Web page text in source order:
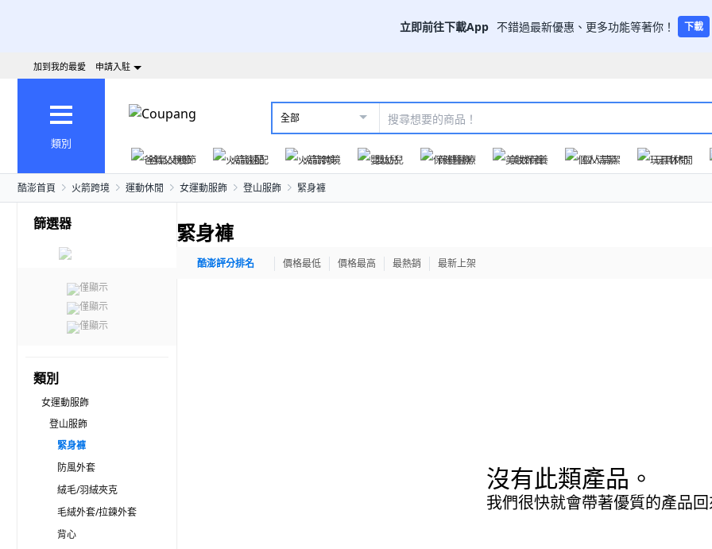
立即前往下載App 不錯過最新優惠、更多功能等著你！ 下載
加到我的最愛 申請入駐
類別
全部
爸氣父親節 火箭速配 火箭跨境 嬰幼兒 保健醫療 美妝保養 個人清潔 玩具休閒
酷澎首頁 火箭跨境 運動休閒 女運動服飾 登山服飾 緊身褲
篩選器
僅顯示
僅顯示
僅顯示
類別
女運動服飾
登山服飾
緊身褲
防風外套
絨毛/羽絨夾克
毛絨外套/拉鍊外套
背心
緊身褲
酷澎評分排名 價格最低 價格最高 最熱銷 最新上架
沒有此類產品。
我們很快就會帶著優質的產品